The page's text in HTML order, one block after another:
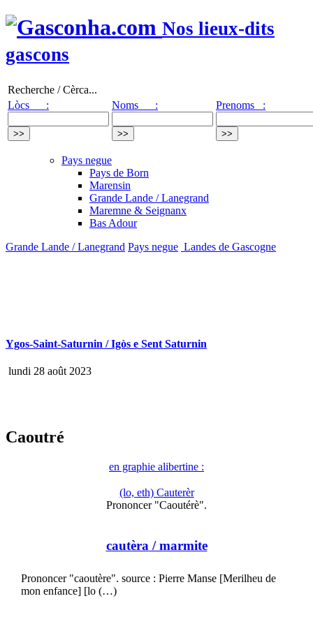
Nos lieux-dits
gascons
Recherche / Cèrca...
Lòcs :
Noms : Prenoms :
Pays negue
Pays de Born
Marensin
Grande Lande / Lanegrand
Maremne & Seignanx
Bas Adour
Grande Lande / Lanegrand Pays negue Landes de Gascogne
Ygos-Saint-Saturnin / Igòs e Sent Saturnin
lundi 28 août 2023
Caoutré
en graphie alibertine :
(lo, eth) Cauterèr
Prononcer "Caoutérè".
cautèra / marmite
Prononcer "caoutère". source : Pierre Manse [Merilheu de
mon enfance] [lo (…)